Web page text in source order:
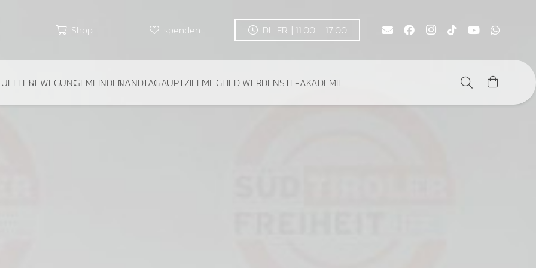
Shop spenden DI.-FR. | 11.00 – 17.00
BEWEGUNGGEMEINDENLANDTAGHAUPTZIELEMITGLIED WERDENSTF-AKADEMIE